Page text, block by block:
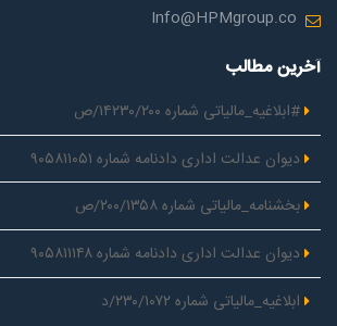
Info@HPMgroup.co
آخرین مطالب
#ابلاغیه_مالیاتی شماره ۱۴۲۳۰/۲۰۰/ص
دیوان عدالت اداری دادنامه شماره ۹۰۵۸۱۱۰۵۱
بخشنامه_مالیاتی شماره ۲۰۰/۱۳۵۸/ص
دیوان عدالت اداری دادنامه شماره ۹۰۵۸۱۱۱۴۸
ابلاغیه_مالیاتی شماره ۲۳۰/۱۰۷۲/د